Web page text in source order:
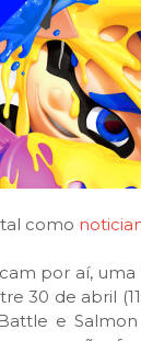
tal como
por aí,
30 de abril
e